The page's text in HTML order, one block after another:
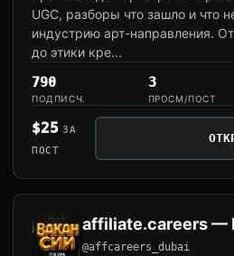
UGC, разборы что зашло и что
индустрию арт-направления.
до этики кре...
790
ПОДПИСЧ.
3
ПРОСМ/ПОСТ
$25 ЗА
ПОСТ
affiliate.careers —
@affcareers_dubai